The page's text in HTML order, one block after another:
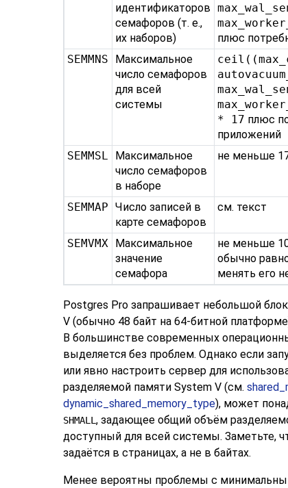
идентификаторов
семафоров (т. е.,
их наборов)
плюс
SEMMNS
Максимальное
число семафоров
для всей
системы
* 17 плюс
приложений
SEMMSL
Максимальное
число семафоров
в наборе
не меньше
SEMMAP Число записей в
карте семафоров
см. текст
SEMVMX
Максимальное
значение
семафора
не меньше
обычно
менять его
Postgres Pro запрашивает небольшой
V (обычно 48 байт на 64-битной
В большинстве современных
выделяется без проблем. Однако если
или явно настроить сервер для
разделяемой памяти System V (см.
dynamic_shared_memory_type), может
SHMALL , задающее общий объём
доступный для всей системы. Заметьте,
задаётся в страницах, а не в байтах.
Менее вероятны проблемы с